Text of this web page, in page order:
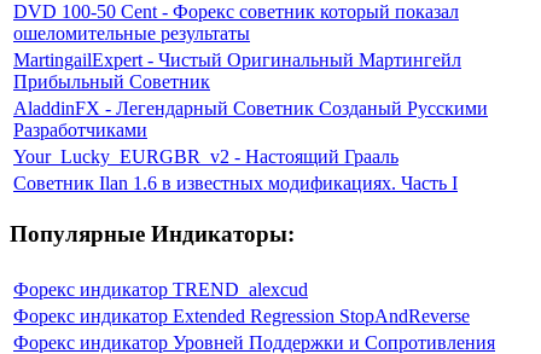
DVD 100-50 Cent - Форекс советник который показал
ошеломительные результаты
MartingailExpert - Чистый Оригинальный Мартингейл
Прибыльный Советник
AladdinFX - Легендарный Советник Созданый Русскими
Разработчиками
Your_Lucky_EURGBR_v2 - Настоящий Грааль
Советник Ilan 1.6 в известных модификациях. Часть I
Популярные Индикаторы:
Форекс индикатор TREND_alexcud
Форекс индикатор Extended Regression StopAndReverse
Форекс индикатор Уровней Поддержки и Сопротивления